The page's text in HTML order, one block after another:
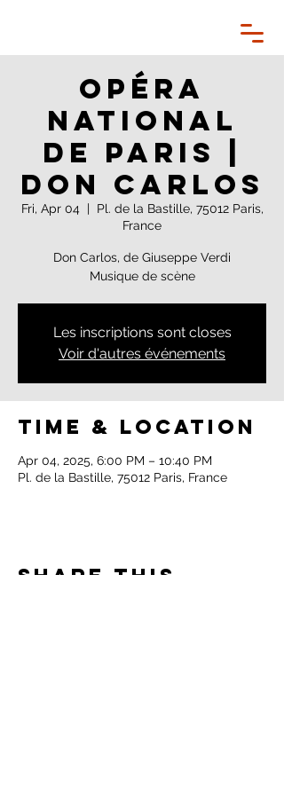
Opéra
National
de Paris |
Don Carlos
Fri, Apr 04
  |
Pl. de la Bastille, 75012 Paris,
France
Don Carlos, de Giuseppe Verdi
Musique de scène
Les inscriptions sont closes
Voir d'autres événements
Time & Location
Apr 04, 2025, 6:00 PM – 10:40 PM
Pl. de la Bastille, 75012 Paris, France
Share this